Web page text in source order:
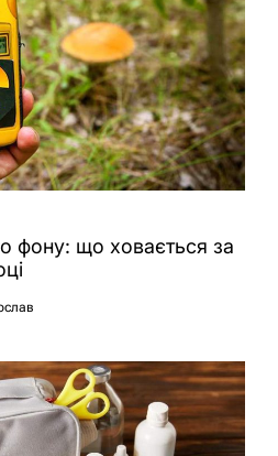
фону: що ховається за